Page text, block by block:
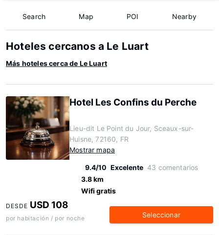
Search Map POI Nearby
Hoteles cercanos a Le Luart
Más hoteles cerca de Le Luart
Hotel Les Confins du Perche
Lieu-dit Le Point du Jour, Sceaux-sur-
Huisne, 72160, FR
Mostrar mapa
9.4/10 Excelente 43 comentarios
3.8 km
Wifi gratis
DESDE USD 108
por habitación / por noche Seleccionar